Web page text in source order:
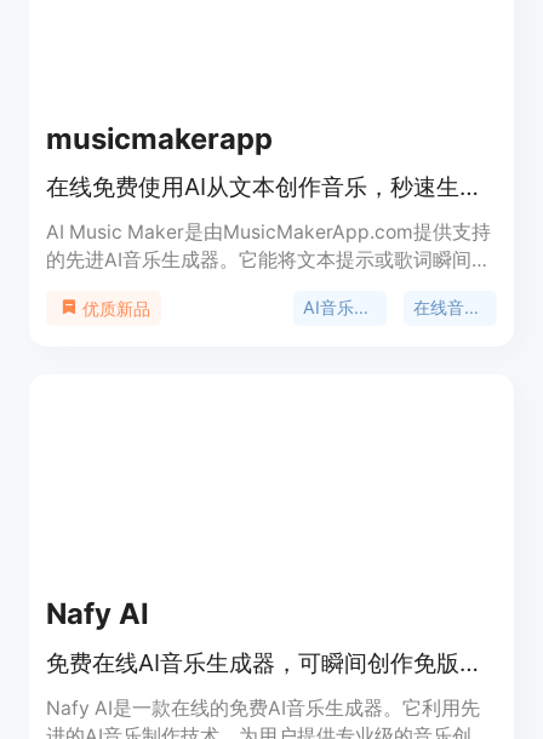
musicmakerapp
在线免费使用AI从文本创作音乐，秒速生成高品质免版税歌曲。
AI Music Maker是由MusicMakerApp.com提供支持
的先进AI音乐生成器。它能将文本提示或歌词瞬间转
需任何音乐理论或制作技能。该产品的主要优点在于
优质新品 AI音乐生成 在线音乐创作
Nafy AI
免费在线AI音乐生成器，可瞬间创作免版税、广播级音乐。
Nafy AI是一款在线的免费AI音乐生成器。它利用先